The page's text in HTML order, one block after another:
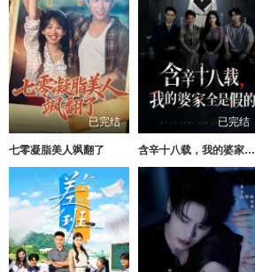
已完结
七零凝脂美人飒翻了
已完结
含辛十八载，我的婆家全是假的